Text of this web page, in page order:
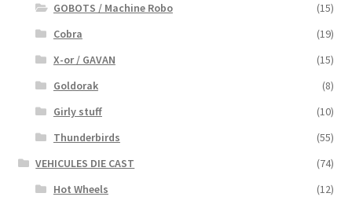
GOBOTS / Machine Robo
(15)
Cobra
(19)
X-or / GAVAN
(15)
Goldorak
(8)
Girly stuff
(10)
Thunderbirds
(55)
VEHICULES DIE CAST
(74)
Hot Wheels
(12)